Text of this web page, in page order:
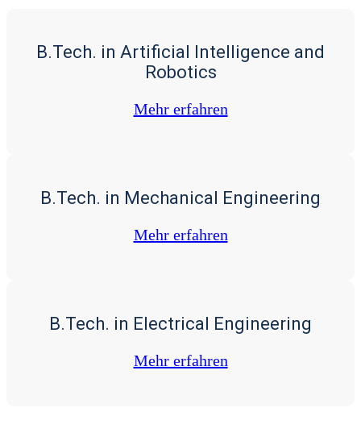
B.Tech. in Artificial Intelligence and
Robotics
Mehr erfah­ren
B.Tech. in Mechanical Engineering
Mehr erfah­ren
B.Tech. in Electrical Engineering
Mehr erfah­ren